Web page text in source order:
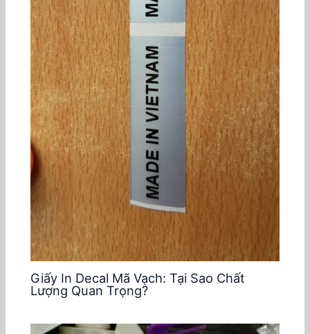
Giấy In Decal Mã Vạch: Tại Sao Chất
Lượng Quan Trọng?